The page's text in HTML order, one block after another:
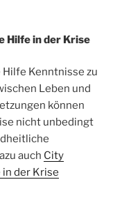
Hilfe in der Krise
Kenntnisse zu
Leben und
können
nicht unbedingt
auch City
der Krise